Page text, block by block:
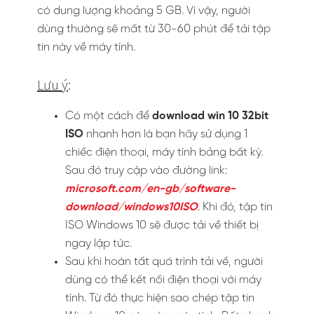
có dung lượng khoảng 5 GB. Vì vậy, người
dùng thường sẽ mất từ 30-60 phút để tải tập
tin này về máy tính.
Lưu ý:
Có một cách để download win 10 32bit
ISO nhanh hơn là bạn hãy sử dụng 1
chiếc điện thoại, máy tính bảng bất kỳ.
Sau đó truy cập vào đường link:
microsoft.com/en-gb/software-
download/windows10ISO. Khi đó, tập tin
ISO Windows 10 sẽ được tải về thiết bị
ngay lập tức.
Sau khi hoàn tất quá trình tải về, người
dùng có thể kết nối điện thoại với máy
tính. Từ đó thực hiện sao chép tập tin